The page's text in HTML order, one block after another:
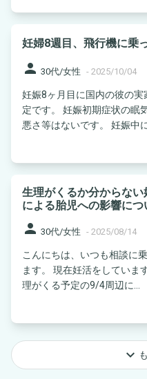
妊婦8週目、飛行機に乗
person 30代/女性 - 2025/10/04
妊娠8ヶ月目に国内の彼の
定です。 妊娠初期症状の眠
悪さ等はないです。 妊娠中に
生理がくるか分からな
による胎児への影響につ
person 30代/女性 - 2025/08/14
こんにちは、いつも相談に
ます。 現在妊活をしていま
理がくる予定の9/4周辺に...
keyboard_arrow_down